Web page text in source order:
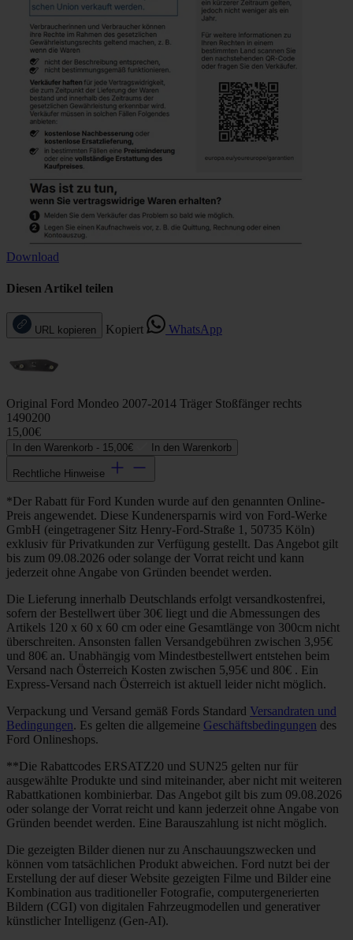
Download
Diesen Artikel teilen
URL kopieren Kopiert WhatsApp
Original Ford Mondeo 2007-2014 Träger Stoßfänger rechts
1490200
15,00€
In den Warenkorb - 15,00€ In den Warenkorb
Rechtliche Hinweise
*Der Rabatt für Ford Kunden wurde auf den genannten Online-
Preis angewendet. Diese Kundenersparnis wird von Ford-Werke
GmbH (eingetragener Sitz Henry-Ford-Straße 1, 50735 Köln)
exklusiv für Privatkunden zur Verfügung gestellt. Das Angebot gilt
bis zum 09.08.2026 oder solange der Vorrat reicht und kann
jederzeit ohne Angabe von Gründen beendet werden.
Die Lieferung innerhalb Deutschlands erfolgt versandkostenfrei,
sofern der Bestellwert über 30€ liegt und die Abmessungen des
Artikels 120 x 60 x 60 cm oder eine Gesamtlänge von 300cm nicht
überschreiten. Ansonsten fallen Versandgebühren zwischen 3,95€
und 80€ an. Unabhängig vom Mindestbestellwert entstehen beim
Versand nach Österreich Kosten zwischen 5,95€ und 80€ . Ein
Express-Versand nach Österreich ist aktuell leider nicht möglich.
Verpackung und Versand gemäß Fords Standard Versandraten und
Bedingungen. Es gelten die allgemeine Geschäftsbedingungen des
Ford Onlineshops.
**Die Rabattcodes ERSATZ20 und SUN25 gelten nur für
ausgewählte Produkte und sind miteinander, aber nicht mit weiteren
Rabattkationen kombinierbar. Das Angebot gilt bis zum 09.08.2026
oder solange der Vorrat reicht und kann jederzeit ohne Angabe von
Gründen beendet werden. Eine Barauszahlung ist nicht möglich.
Die gezeigten Bilder dienen nur zu Anschauungszwecken und
können vom tatsächlichen Produkt abweichen. Ford nutzt bei der
Erstellung der auf dieser Website gezeigten Filme und Bilder eine
Kombination aus traditioneller Fotografie, computergenerierten
Bildern (CGI) von digitalen Fahrzeugmodellen und generativer
künstlicher Intelligenz (Gen-AI).